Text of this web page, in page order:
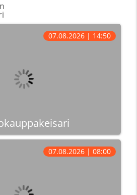
07.08.2026 | 14:50
07.08.2026 | 08:00